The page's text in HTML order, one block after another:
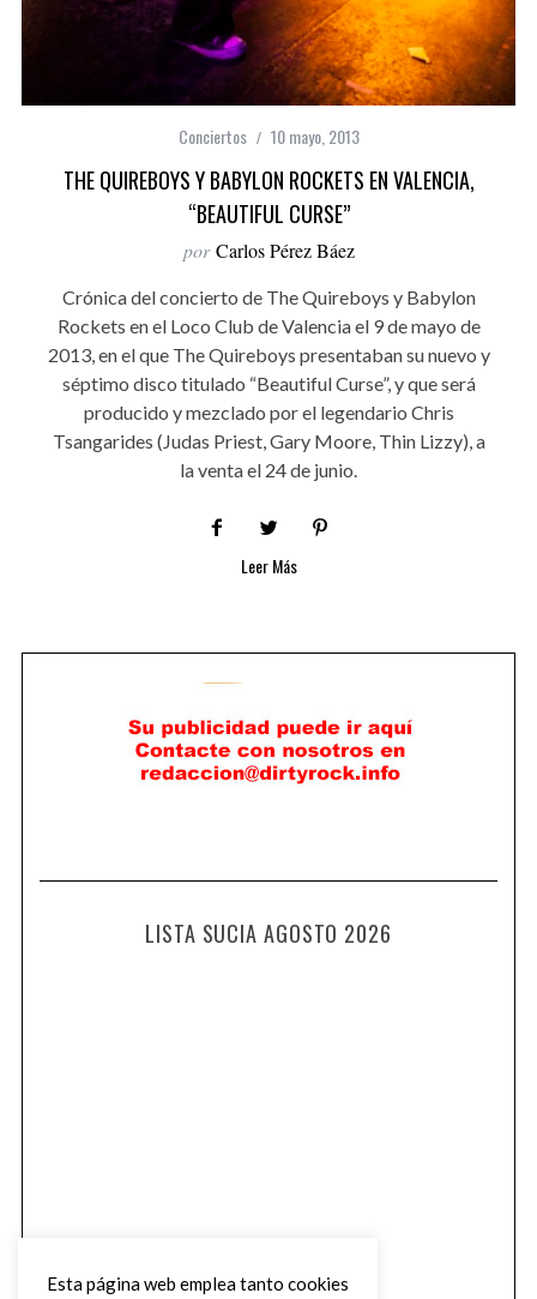
Conciertos 10 mayo, 2013
THE QUIREBOYS Y BABYLON ROCKETS EN VALENCIA,
“BEAUTIFUL CURSE”
por Carlos Pérez Báez
Crónica del concierto de The Quireboys y Babylon
Rockets en el Loco Club de Valencia el 9 de mayo de
2013, en el que The Quireboys presentaban su nuevo y
séptimo disco titulado “Beautiful Curse”, y que será
producido y mezclado por el legendario Chris
Tsangarides (Judas Priest, Gary Moore, Thin Lizzy), a
la venta el 24 de junio.
Leer Más
LISTA SUCIA AGOSTO 2026
Esta página web emplea tanto cookies